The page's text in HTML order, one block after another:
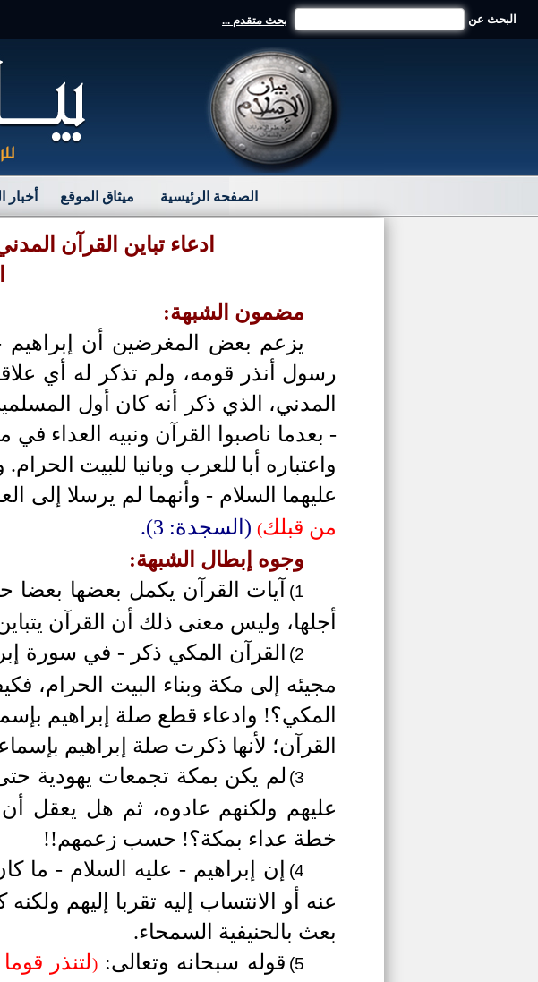
بحث متقدم ... البحث عن
الصفحة الرئيسية ميثاق الموقع أخبار
ادعاء تباين القرآن
مضمون الشبهة:
يزعم بعض المغرضين أن إبراهيم
رسول أنذر قومه، ولم تذكر له أي
المدني، الذي ذكر أنه كان أول
- بعدما ناصبوا القرآن ونبيه العداء
واعتباره أبا للعرب وبانيا للبيت الحرام.
عليهما السلام - وأنهما لم يرسلا إلى
من قبلك( (السجدة: 3).
وجوه إبطال الشبهة:
1)
آيات القرآن يكمل بعضها
أجلها، وليس معنى ذلك أن القرآن
2)
القرآن المكي ذكر - في سورة
مجيئه إلى مكة وبناء البيت الحرام،
المكي؟! وادعاء قطع صلة إبراهيم
القرآن؛ لأنها ذكرت صلة إبراهيم
3) لم يكن بمكة تجمعات يهودية
عليهم ولكنهم عادوه، ثم هل يعقل أن
خطة عداء بمكة؟! حسب زعمهم!!
4) إن إبراهيم - عليه السلام - ما
عنه أو الانتساب إليه تقربا إليهم
بعث بالحنيفية السمحاء.
5) قوله سبحانه وتعالى: )لتنذر